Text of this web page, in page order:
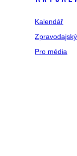
Kalendář
Pro média